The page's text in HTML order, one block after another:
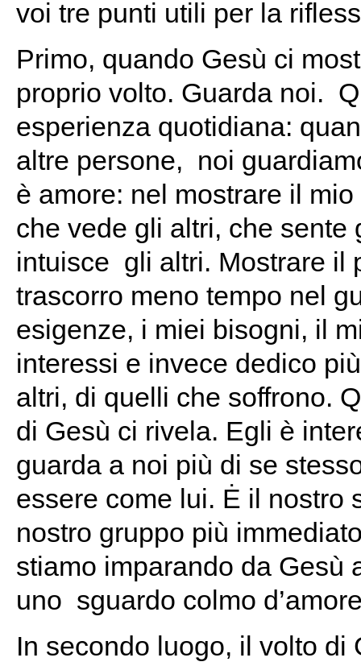
voi tre punti utili per la
Primo, quando Gesù ci
proprio volto. Guarda noi.
esperienza quotidiana:
altre persone, noi
è amore: nel mostrare il
che vede gli altri, che
intuisce gli altri. Mostrare il
trascorro meno tempo nel
esigenze, i miei bisogni, il
interessi e invece dedico
altri, di quelli che soffrono.
di Gesù ci rivela. Egli è
guarda a noi più di se
essere come lui. Ė il nostro
nostro gruppo più
stiamo imparando da Gesù
uno sguardo colmo
In secondo luogo, il volto di